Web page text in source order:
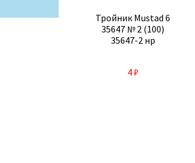
Тройник Mustad 6
35647 № 2 (100)
35647-2 нр
4₽